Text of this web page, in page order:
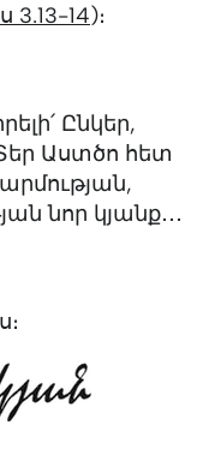
3.13-14)։
Ընկեր,
Տեր Աստծո հետ
նոր կյանք․․․